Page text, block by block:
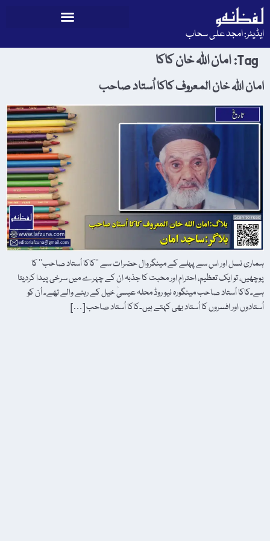
ایڈیٹر: امجد علی سحاب
Tag: امان اللہ خان کاکا
امان اللہ خان المعروف کاکا اُستاد صاحب
ہماری نسل اور اس سے پہلے کے مینگروال حضرات سے ’’کاکا اُستاد صاحب‘‘ کا
پوچھیں، تو ایک تعظیم، احترام اور محبت کا جذبہ ان کے چہرے میں سرخی پیدا کردیتا
ہے۔کاکا اُستاد صاحب مینگورہ نیو روڈ محلہ عیسیٰ خیل کے رہنے والے تھے۔ اُن کو
اُستادوں اور افسروں کا اُستاد بھی کہتے ہیں۔کاکا اُستاد صاحب […]